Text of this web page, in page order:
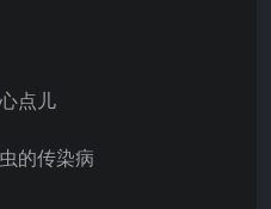
点儿
的传染病